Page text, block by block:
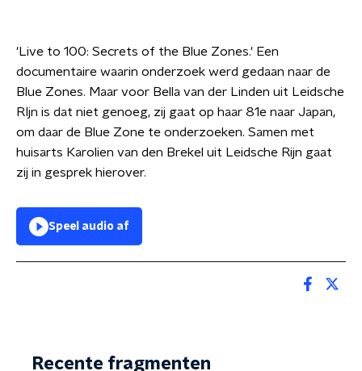
'Live to 100: Secrets of the Blue Zones.' Een
documentaire waarin onderzoek werd gedaan naar de
Blue Zones. Maar voor Bella van der Linden uit Leidsche
RIjn is dat niet genoeg, zij gaat op haar 81e naar Japan,
om daar de Blue Zone te onderzoeken. Samen met
huisarts Karolien van den Brekel uit Leidsche Rijn gaat
zij in gesprek hierover.
Speel audio af
Recente fragmenten